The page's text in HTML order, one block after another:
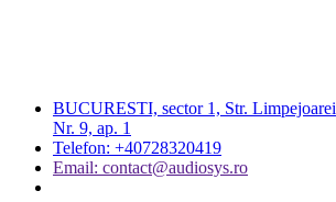
BUCURESTI, sector 1, Str. Limpejoarei
Nr. 9, ap. 1
Telefon: +40728320419
Email: contact@audiosys.ro